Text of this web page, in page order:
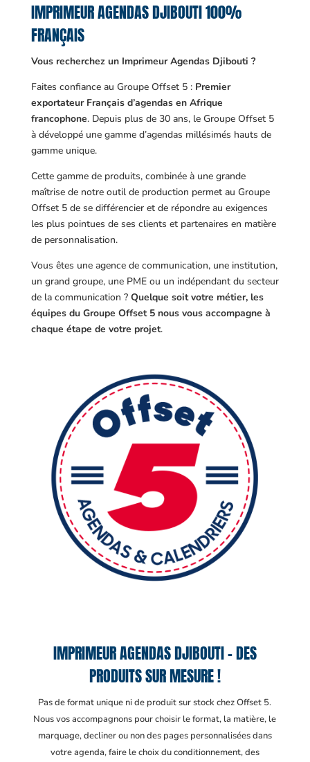
IMPRIMEUR AGENDAS DJIBOUTI 100%
FRANÇAIS
Vous recherchez un Imprimeur Agendas Djibouti ?
Faites confiance au Groupe Offset 5 : Premier
exportateur Français d’agendas en Afrique
francophone. Depuis plus de 30 ans, le Groupe Offset 5
à développé une gamme d’agendas millésimés hauts de
gamme unique.
Cette gamme de produits, combinée à une grande
maîtrise de notre outil de production permet au Groupe
Offset 5 de se différencier et de répondre au exigences
les plus pointues de ses clients et partenaires en matière
de personnalisation.
Vous êtes une agence de communication, une institution,
un grand groupe, une PME ou un indépendant du secteur
de la communication ? Quelque soit votre métier, les
équipes du Groupe Offset 5 nous vous accompagne à
chaque étape de votre projet.
IMPRIMEUR AGENDAS DJIBOUTI – DES
PRODUITS SUR MESURE !
Pas de format unique ni de produit sur stock chez Offset 5.
Nous vos accompagnons pour choisir le format, la matière, le
marquage, decliner ou non des pages personnalisées dans
votre agenda, faire le choix du conditionnement, des